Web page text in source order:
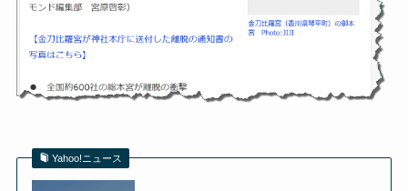
Yahoo!ニュース